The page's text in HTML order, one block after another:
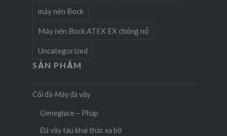
máy nén Bock
Máy nén Bock ATEX EX chống nổ
Uncategorized
SẢN PHẨM
Cối đá-Máy đá vảy
Geneglace – Pháp
Đá vảy tàu khai thác xa bờ